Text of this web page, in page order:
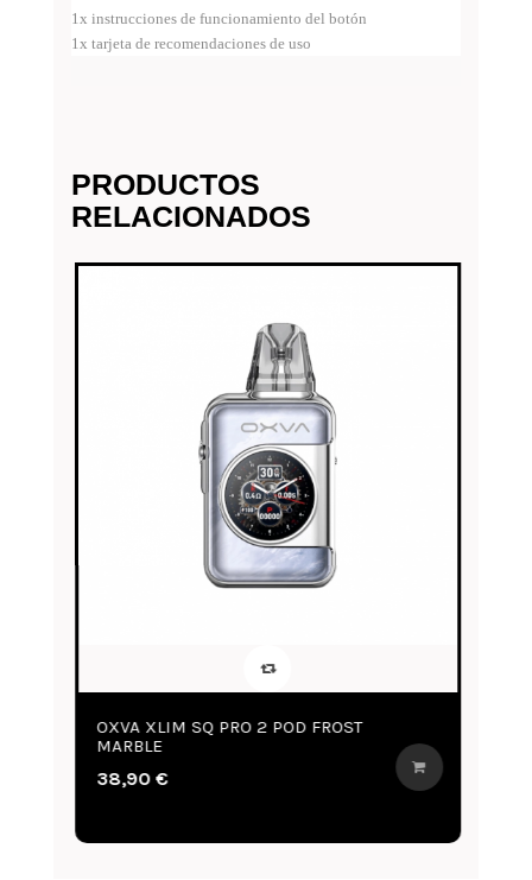
1x instrucciones de funcionamiento del botón
1x tarjeta de recomendaciones de uso
PRODUCTOS
RELACIONADOS
OXVA XLIM SQ PRO 2 POD FROST
MARBLE
38,90 €